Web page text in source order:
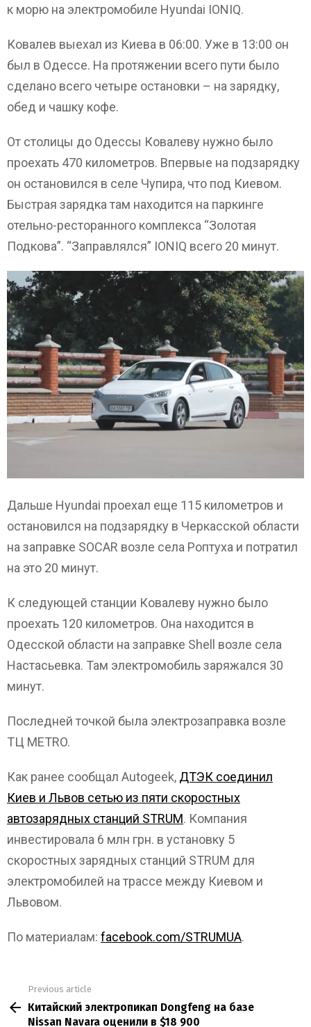
к морю на электромобиле Hyundai IONIQ.
Ковалев выехал из Киева в 06:00. Уже в 13:00 он
был в Одессе. На протяжении всего пути было
сделано всего четыре остановки – на зарядку,
обед и чашку кофе.
От столицы до Одессы Ковалеву нужно было
проехать 470 километров. Впервые на подзарядку
он остановился в селе Чупира, что под Киевом.
Быстрая зарядка там находится на паркинге
отельно-ресторанного комплекса “Золотая
Подкова”. “Заправлялся” IONIQ всего 20 минут.
Дальше Hyundai проехал еще 115 километров и
остановился на подзарядку в Черкасской области
на заправке SOCAR возле села Роптуха и потратил
на это 20 минут.
К следующей станции Ковалеву нужно было
проехать 120 километров. Она находится в
Одесской области на заправке Shell возле села
Настасьевка. Там электромобиль заряжался 30
минут.
Последней точкой была электрозаправка возле
ТЦ METRO.
Как ранее сообщал Autogeek, ДТЭК соединил
Киев и Львов сетью из пяти скоростных
автозарядных станций STRUM. Компания
инвестировала 6 млн грн. в установку 5
скоростных зарядных станций STRUM для
электромобилей на трассе между Киевом и
Львовом.
По материалам: facebook.com/STRUMUA.
more
Previous article
Китайский электропикап Dongfeng на базе
Nissan Navara оценили в $18 900